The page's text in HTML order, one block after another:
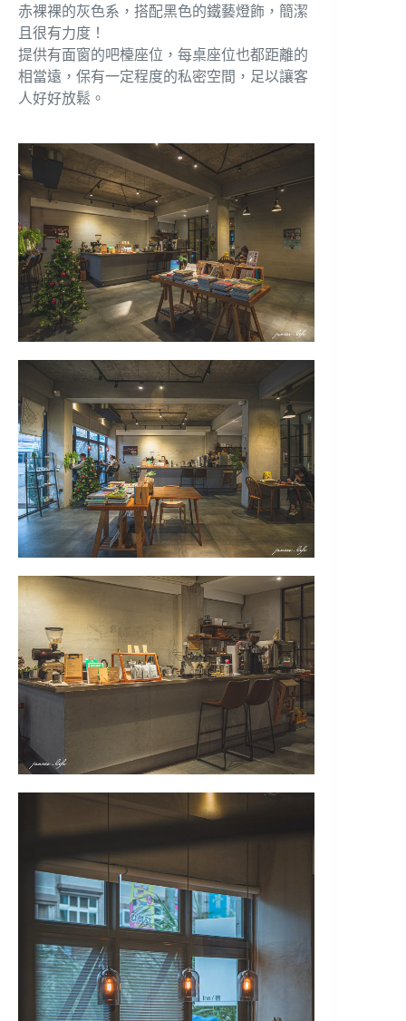
赤裸裸的灰色系，搭配黑色的鐵藝燈飾，簡潔
且很有力度！
提供有面窗的吧檯座位，每桌座位也都距離的
相當遠，保有一定程度的私密空間，足以讓客
人好好放鬆。